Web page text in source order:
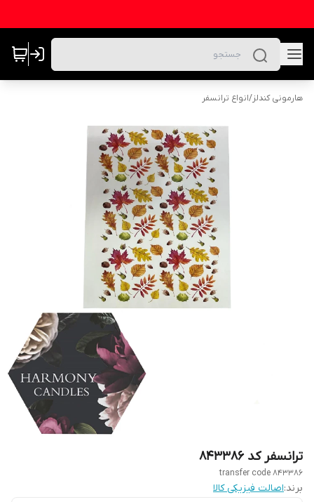
هارمونی کندلز/انواع ترانسفر
ترانسفر کد ۸۴۳۳۸۶
transfer code 843386
برند:اصالت فیزیکی کالا